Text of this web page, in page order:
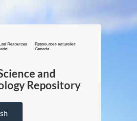
/
Canada
and
Repository